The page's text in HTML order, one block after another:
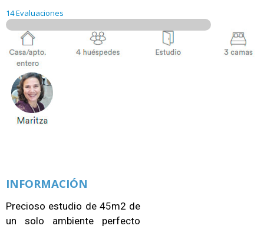
14 Evaluaciones
INFORMACIÓN
Precioso estudio de 45m2 de
un solo ambiente perfecto